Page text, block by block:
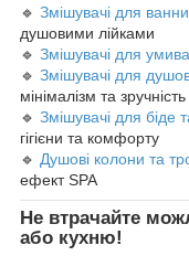
🔹 Змішувачі для ванни
душовими лійками
🔹 Змішувачі для
🔹 Змішувачі для
мінімалізм та зручність
🔹 Змішувачі для біде
гігієни та комфорту
🔹 Душові колони та
ефект SPA
Не втрачайте
або кухню!